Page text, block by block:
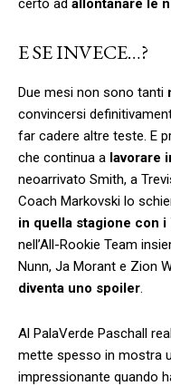
certo ad allontanare le
E SE INVECE…?
Due mesi non sono tanti
convincersi
far cadere altre teste. E
che continua a lavorare
neoarrivato Smith, a
Coach Markovski lo
in quella stagione con i
nell’All-Rookie Team
Nunn, Ja Morant e Zion
diventa uno spoiler.
Al PalaVerde Paschall
mette spesso in mostra
impressionante quando